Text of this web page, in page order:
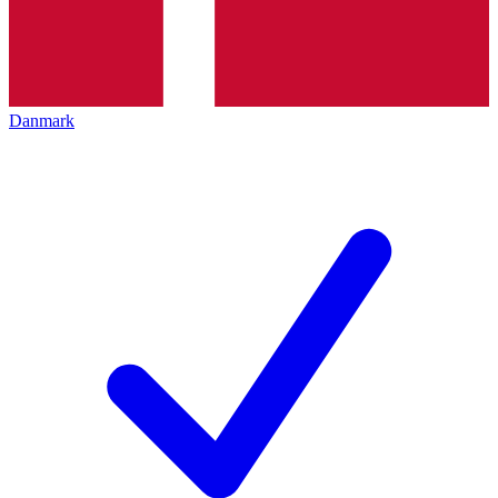
Danmark